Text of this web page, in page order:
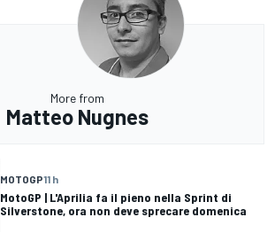
More from
Matteo Nugnes
MOTOGP11 h
MotoGP | L'Aprilia fa il pieno nella Sprint di
Silverstone, ora non deve sprecare domenica